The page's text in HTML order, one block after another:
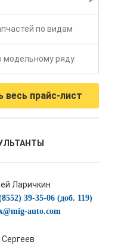
по видам
модельному ряду
весь прайс-лист
Ларичкин
39-35-06 (доб. 119)
auto.com
Сергеев